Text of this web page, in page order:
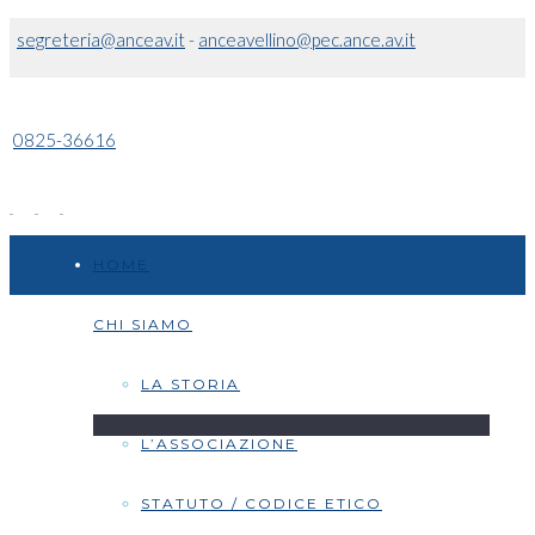
segreteria@anceav.it- anceavellino@pec.ance.av.it
0825-36616
CHI SIAMO
LA STORIA
L’ASSOCIAZIONE
STATUTO / CODICE ETICO